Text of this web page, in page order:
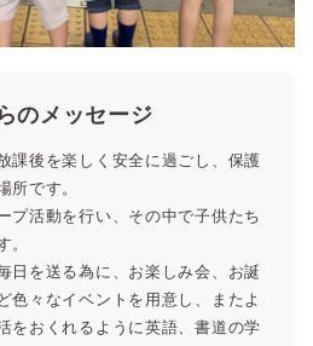
のメッセージ
課後を楽しく安全に過ごし、保護
所です。
プ活動を行い、その中で子供たち
。
日を送る為に、お楽しみ会、お誕
色々なイベントを用意し、またよ
をおくれるように英語、書道の学